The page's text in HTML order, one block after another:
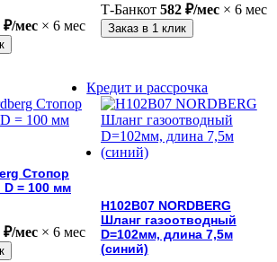
₽/мес × 6 мес
Т-Банкот 582 ₽/мес× 6 мес
Заказ в 1 клик
Стопор
= 100 мм
₽/мес × 6 мес
H102B07 NORDBERG
Шланг газоотводный
D=102мм, длина 7,5м
(синий)
Кредит и рассрочка